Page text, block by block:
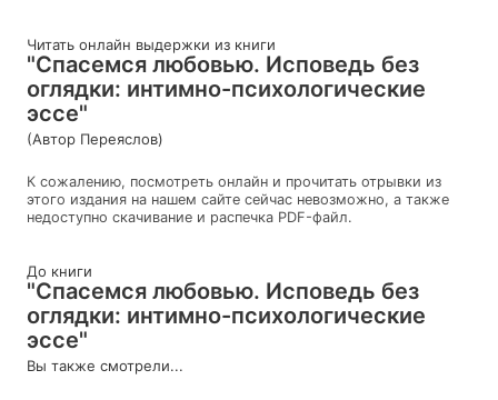
Читать онлайн выдержки из книги
"Спасемся любовью. Исповедь без
оглядки: интимно-психологические
эссе"
(Автор Переяслов)
К сожалению, посмотреть онлайн и прочитать отрывки из
этого издания на нашем сайте сейчас невозможно, а также
недоступно скачивание и распечка PDF-файл.
До книги
"Спасемся любовью. Исповедь без
оглядки: интимно-психологические
эссе"
Вы также смотрели...